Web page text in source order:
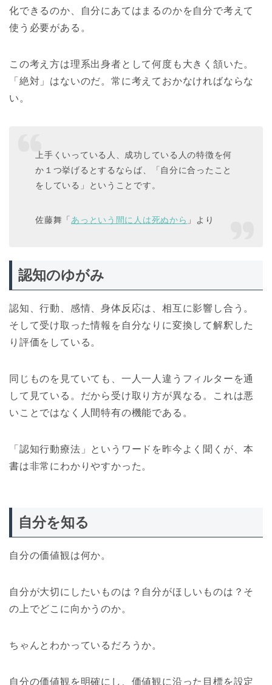
化できるのか、自分にあてはまるのかを自分で考えて
使う必要がある。
この考え方は理系出身者として何度も大きく頷いた。
「絶対」はないのだ。常に考えておかなければならな
い。
上手くいっている人、成功している人の特徴を何
か１つ挙げるとするならば、「自分に合ったこと
をしている」ということです。
佐藤舞「 あっという間に人は死ぬから 」より
認知のゆがみ
認知、行動、感情、身体反応は、相互に影響し合う。
そして受け取った情報を自分なりに変換して解釈した
り評価をしている。
同じものを見ていても、一人一人違うフィルターを通
して見ている。だから受け取り方が異なる。これは悪
いことではなく人間特有の機能である。
「認知行動療法」というワードを昨今よく聞くが、本
書は非常にわかりやすかった。
自分を知る
自分の価値観は何か。
自分が大切にしたいものは？自分がほしいものは？そ
の上でどこに向かうのか。
ちゃんとわかっているだろうか。
自分の価値観を明確にし、価値観に沿った目標を設定